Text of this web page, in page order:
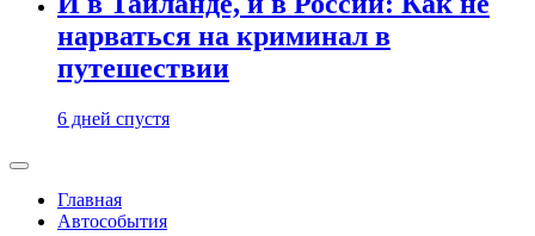
нарваться на криминал в
путешествии
6 дней спустя
Главная
Автособытия